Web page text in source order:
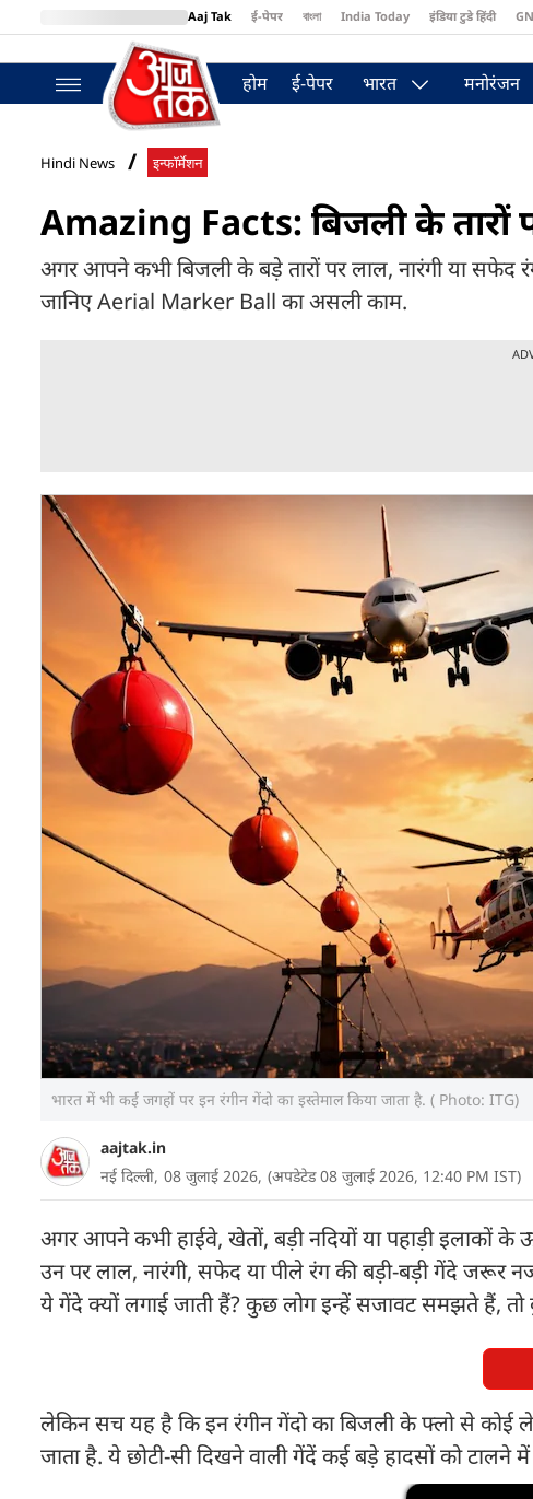
Aaj Tak ई-पेपर বাংলা India Today इंडिया टुडे हिंदी
BT Bazaar
होम ई-पेपर भारत मनोरंजन
Hindi News इन्फॉर्मेशन
Amazing Facts: बिजली के तारों
अगर आपने कभी बिजली के बड़े तारों पर लाल, नारंगी या सफेद
जानिए Aerial Marker Ball का असली काम.
भारत में भी कई जगहों पर इन रंगीन गेंदो का इस्तेमाल किया जाता है. ( Photo: ITG)
aajtak.in
नई दिल्ली, 08 जुलाई 2026, (अपडेटेड 08 जुलाई 2026, 12:40 PM IST)
अगर आपने कभी हाईवे, खेतों, बड़ी नदियों या पहाड़ी इलाकों के
उन पर लाल, नारंगी, सफेद या पीले रंग की बड़ी-बड़ी गेंदे
ये गेंदे क्यों लगाई जाती हैं? कुछ लोग इन्हें सजावट समझते हैं,
लेकिन सच यह है कि इन रंगीन गेंदो का बिजली के फ्लो से कोई
जाता है. ये छोटी-सी दिखने वाली गेंदें कई बड़े हादसों को टालने